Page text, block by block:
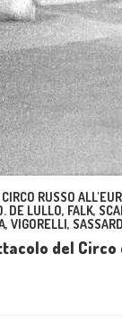
RUSSO
DE LULLO, FALK,
VIGORELLI,
del Circo